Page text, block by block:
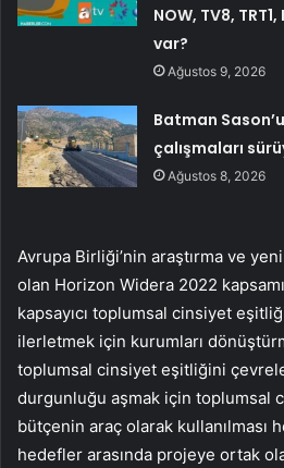
NOW, TV8,
var?
Ağustos 9, 2026
Batman
çalışmaları
Ağustos 8, 2026
Avrupa Birliği’nin araştırma ve
olan Horizon Widera 2022
kapsayıcı toplumsal cinsiyet
ilerletmek için kurumları
toplumsal cinsiyet eşitliğini
durgunluğu aşmak için toplumsal
bütçenin araç olarak kullanılması
hedefler arasında projeye ortak